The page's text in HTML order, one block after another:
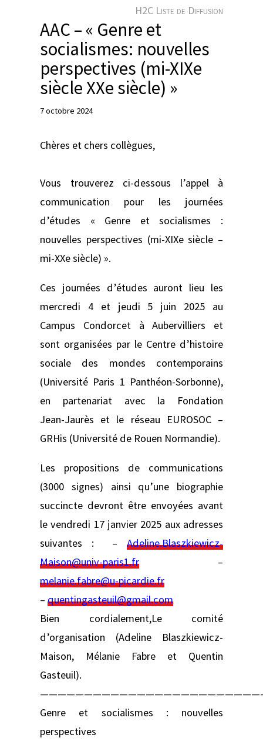
r
H2C Liste de Diffusion
AAC – « Genre et
socialismes: nouvelles
perspectives (mi-XIXe
siècle XXe siècle) »
7 octobre 2024
Chères et chers collègues,
Vous trouverez ci-dessous l’appel à
communication pour les journées
d’études « Genre et socialismes :
nouvelles perspectives (mi-XIXe siècle –
mi-XXe siècle) ».
Ces journées d’études auront lieu les
mercredi 4 et jeudi 5 juin 2025 au
Campus Condorcet à Aubervilliers et
sont organisées par le Centre d’histoire
sociale des mondes contemporains
(Université Paris 1 Panthéon-Sorbonne),
en partenariat avec la Fondation
Jean‑Jaurès et le réseau EUROSOC –
GRHis (Université de Rouen Normandie).
Les propositions de communications
(3000 signes) ainsi qu’une biographie
succincte devront être envoyées avant
le vendredi 17 janvier 2025 aux adresses
suivantes : – Adeline.Blaszkiewicz-
Maison@univ-paris1.fr –
melanie.fabre@u-picardie.fr
– quentingasteuil@gmail.com
Bien cordialement,Le comité
d’organisation (Adeline Blaszkiewicz-
Maison, Mélanie Fabre et Quentin
Gasteuil).
Genre et socialismes : nouvelles
perspectives